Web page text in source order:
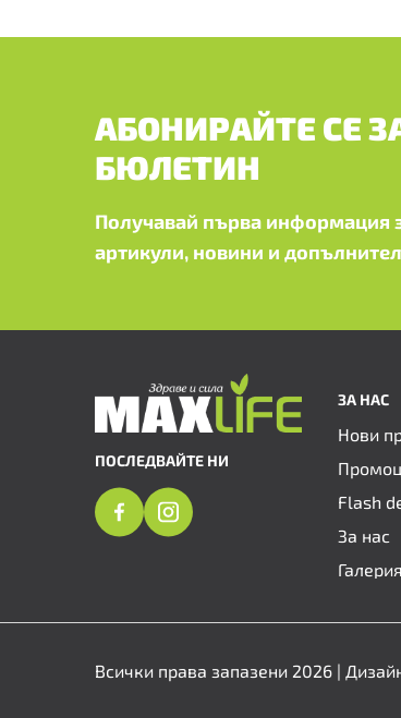
АБОНИРАЙТЕ СЕ
БЮЛЕТИН
Получавай първа информация
артикули, новини и
ПОСЛЕДВАЙТЕ НИ
ЗА НАС
Нови
Flash
За нас
Галерия
Всички права запазени 2026 |